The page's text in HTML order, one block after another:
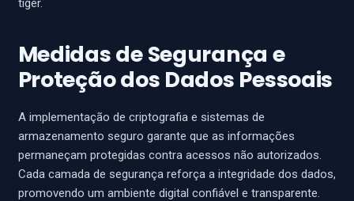
Medidas de Segurança e
Proteção dos Dados Pessoais
A implementação de criptografia e sistemas de
armazenamento seguro garante que as informações
permaneçam protegidas contra acessos não autorizados.
Cada camada de segurança reforça a integridade dos dados,
promovendo um ambiente digital confiável e transparente.